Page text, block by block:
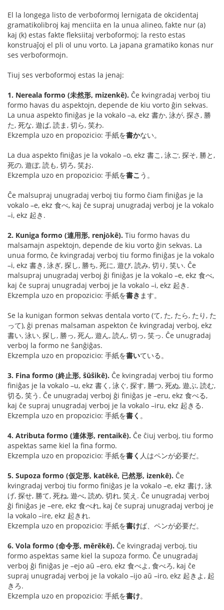
El la longega listo de verboformoj lernigata de okcidentaj
gramatikolibroj kaj menciita en la unua alineo, fakte nur (a)
kaj (k) estas fakte fleksiitaj verboformoj; la resto estas
konstruaĵoj el pli ol unu vorto. La japana gramatiko konas nur
ses verboformojn.
Tiuj ses verboformoj estas la jenaj:
1. Nereala formo (未然形, mizenkē). Ĉe kvingradaj verboj tiu
formo havas du aspektojn, depende de kiu vorto ĝin sekvas.
La unua aspekto finiĝas je la vokalo –a, ekz 書か, 泳が, 探さ, 勝
た, 死な, 遊ば, 読ま, 切ら, 笑わ.
Ekzempla uzo en propozicio: 手紙を書かない。
La dua aspekto finiĝas je la vokalo –o, ekz 書こ, 泳ご, 探そ, 勝と,
死の, 遊ぼ, 読も, 切ろ, 笑お.
Ekzempla uzo en propozicio: 手紙を書こ う。
Ĉe malsupraj unugradaj verboj tiu formo ĉiam finiĝas je la
vokalo –e, ekz 食べ, kaj ĉe supraj unugradaj verboj je la vokalo
–i, ekz 起き.
2. Kuniga formo (連用形, renjо̄kē). Tiu formo havas du
malsamajn aspektojn, depende de kiu vorto ĝin sekvas. La
unua formo, ĉe kvingradaj verboj tiu formo finiĝas je la vokalo
–i, ekz 書き, 泳ぎ, 探し, 勝ち, 死に, 遊び, 読み, 切り, 笑い. Ĉe
malsupraj unugradaj verboj ĝi finiĝas je la vokalo –e, ekz 食べ,
kaj ĉe supraj unugradaj verboj je la vokalo –i, ekz 起き.
Ekzempla uzo en propozicio: 手紙を書き ます。
Se la kunigan formon sekvas dentala vorto (て, た, たら, たり, た
って), ĝi prenas malsaman aspekton ĉe kvingradaj verboj, ekz
書い, 泳い, 探し, 勝っ, 死ん, 遊ん, 読ん, 切っ, 笑っ. Ĉe unugradaj
verboj la formo ne ŝanĝiĝas.
Ekzempla uzo en propozicio: 手紙を書いている。
3. Fina formo (終止形, ŝūŝikē). Ĉe kvingradaj verboj tiu formo
finiĝas je la vokalo –u, ekz 書く, 泳ぐ, 探す, 勝つ, 死ぬ, 遊ぶ, 読む,
切る, 笑う. Ĉe unugradaj verboj ĝi finiĝas je –eru, ekz 食べる,
kaj ĉe supraj unugradaj verboj je la vokalo –iru, ekz 起きる.
Ekzempla uzo en propozicio: 手紙を書く 。
4. Atributa formo (連体形, rentaikē). Ĉe ĉiuj verboj, tiu formo
aspektas same kiel la fina formo.
Ekzempla uzo en propozicio: 手紙を書く 人はペンが必要だ。
5. Supoza formo (仮定形, katēkē, 已然形, izenkē). Ĉe
kvingradaj verboj tiu formo finiĝas je la vokalo –e, ekz 書け, 泳
げ, 探せ, 勝て, 死ね, 遊べ, 読め, 切れ, 笑え. Ĉe unugradaj verboj
ĝi finiĝas je –ere, ekz 食べれ, kaj ĉe supraj unugradaj verboj je
la vokalo –ire, ekz 起きれ.
Ekzempla uzo en propozicio: 手紙を書けば、ペンが必要だ。
6. Vola formo (命令形, mērēkē). Ĉe kvingradaj verboj, tiu
formo aspektas same kiel la supoza formo. Ĉe unugradaj
verboj ĝi finiĝas je –ejo aŭ –ero, ekz 食べよ, 食べろ, kaj ĉe
supraj unugradaj verboj je la vokalo –ijo aŭ –iro, ekz 起きよ, 起
きろ.
Ekzempla uzo en propozicio: 手紙を書け。